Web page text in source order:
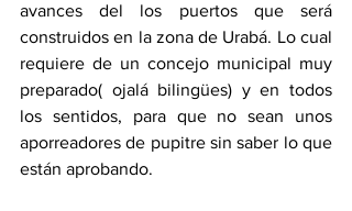
avances del los puertos que será
construidos en la zona de Urabá. Lo cual
requiere de un concejo municipal muy
preparado( ojalá bilingües) y en todos
los sentidos, para que no sean unos
aporreadores de pupitre sin saber lo que
están aprobando.